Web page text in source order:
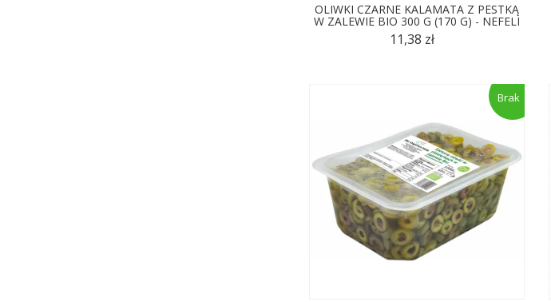
OLIWKI CZARNE KALAMATA Z PESTKĄ
W ZALEWIE BIO 300 G (170 G) - NEFELI
11,38 zł
Brak